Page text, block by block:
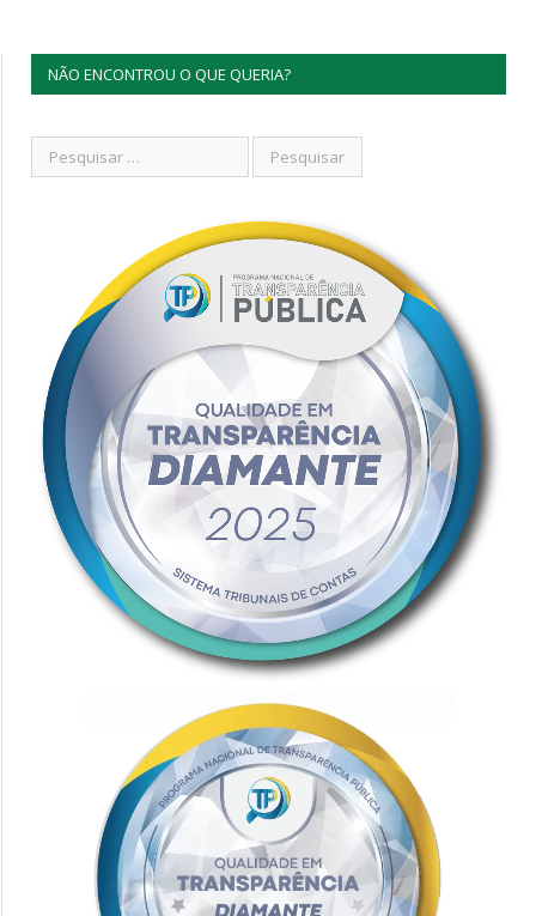
NÃO ENCONTROU O QUE QUERIA?